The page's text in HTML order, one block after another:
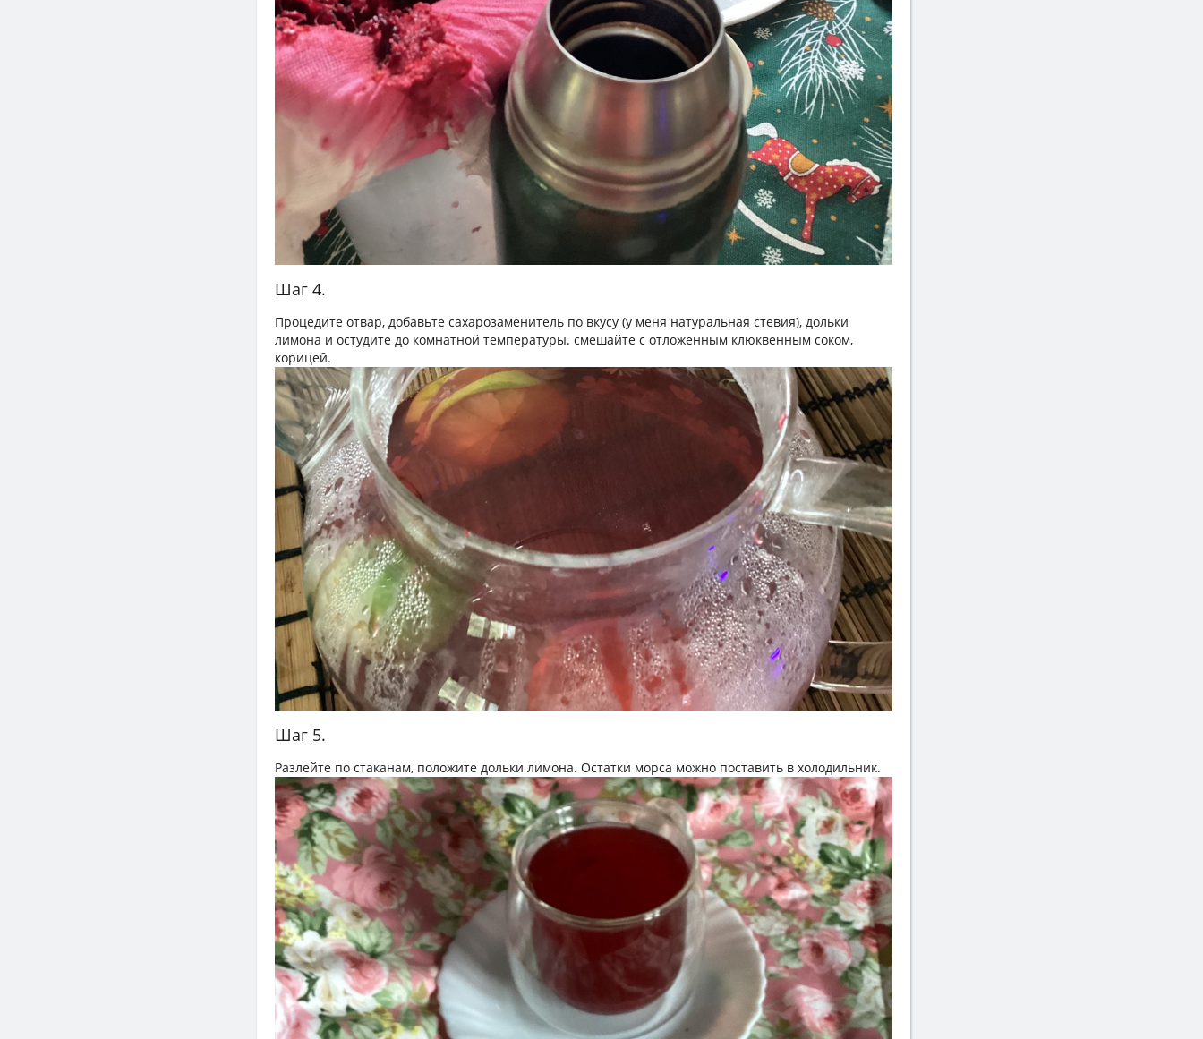
Шаг 4.
Процедите отвар, добавьте сахарозаменитель по вкусу (у меня натуральная стевия), дольки
лимона и остудите до комнатной температуры. смешайте с отложенным клюквенным соком,
корицей.
Шаг 5.
Разлейте по стаканам, положите дольки лимона. Остатки морса можно поставить в холодильник.